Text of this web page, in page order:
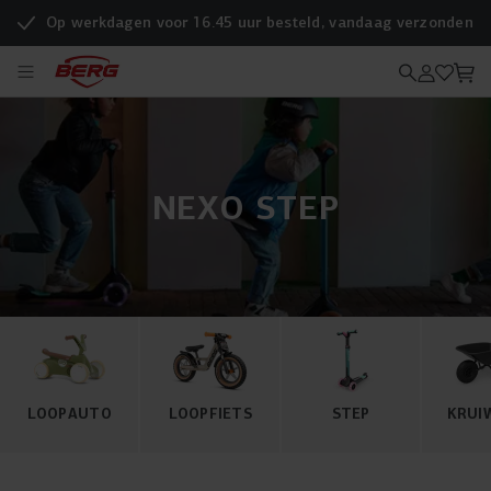
Op werkdagen voor 16.45 uur besteld, vandaag verzonden
NEXO STEP
LOOPAUTO LOOPFIETS STEP